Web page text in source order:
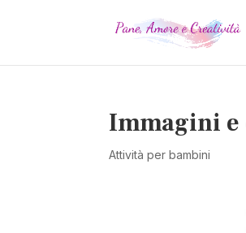
Immagini e
Attività per bambini